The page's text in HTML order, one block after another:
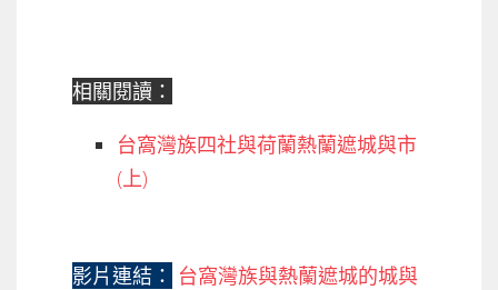
相關閱讀：
台窩灣族四社與荷蘭熱蘭遮城與市
(上)
影片連結： 台窩灣族與熱蘭遮城的城與